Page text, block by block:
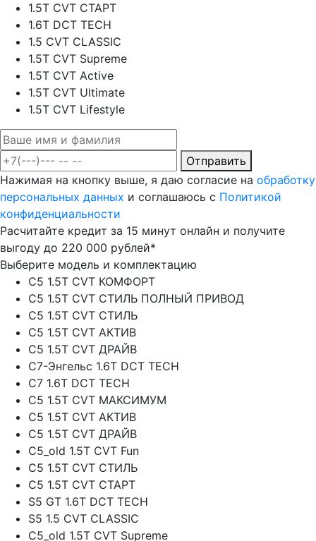
1.5T CVT СТАРТ
1.6T DCT TECH
1.5 CVT CLASSIC
1.5T CVT Supreme
1.5T CVT Active
1.5T CVT Ultimate
1.5T CVT Lifestyle
Отправить
Нажимая на кнопку выше, я даю согласие на обработку
персональных данных и соглашаюсь с Политикой
конфиденциальности
Расчитайте кредит за 15 минут онлайн и получите
выгоду до 220 000 рублей*
Выберите модель и комплектацию
C5 1.5T CVT КОМФОРТ
C5 1.5T CVT СТИЛЬ ПОЛНЫЙ ПРИВОД
C5 1.5T CVT СТИЛЬ
C5 1.5T CVT АКТИВ
C5 1.5T CVT ДРАЙВ
C7-Энгельс 1.6T DCT TECH
C7 1.6T DCT TECH
C5 1.5T CVT МАКСИМУМ
C5 1.5T CVT АКТИВ
C5 1.5T CVT ДРАЙВ
C5_old 1.5T CVT Fun
C5 1.5T CVT СТИЛЬ
C5 1.5T CVT СТАРТ
S5 GT 1.6T DCT TECH
S5 1.5 CVT CLASSIC
C5_old 1.5T CVT Supreme